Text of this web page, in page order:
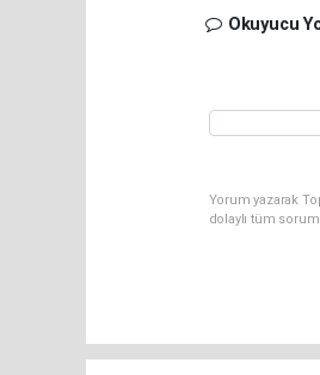
Okuyucu
Yorum yazarak
dolaylı tüm